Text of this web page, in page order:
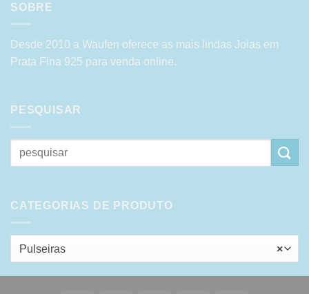
SOBRE
Desde 2010 a Waufen oferece as mais lindas Joias em
Prata Fina 925 para venda online.
PESQUISAR
Pesquisar
por:
CATEGORIAS DE PRODUTO
×
Pulseiras